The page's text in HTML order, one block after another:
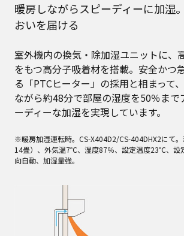
暖房しながらスピーディーに加湿
おいを届ける
室外機内の換気・除加湿ユニットに、
をもつ高分子吸着材を搭載。安全かつ
る「PTCヒーター」の採用と相まって
ながら約48分で部屋の湿度を50％まで
ーディーな加湿を実現しています。
※暖房加湿運転時。CS-X404D2/CS-404DHX2にて
14畳）、外気温7℃、湿度87％、設定温度23℃、設
向自動、加湿量強。